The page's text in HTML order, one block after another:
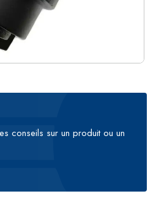
conseils sur un produit ou un